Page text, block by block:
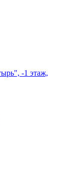
-1 этаж,